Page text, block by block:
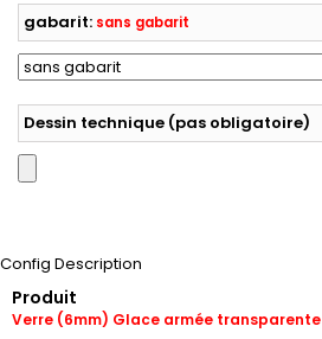
gabarit: sans gabarit
Dessin technique (pas obligatoire)
Config Description
Produit
Verre (6mm) Glace armée transparente